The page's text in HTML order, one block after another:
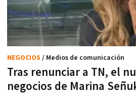
Tras renunciar a TN, el
negocios de Marina
NEGOCIOS / Medios de comunicación